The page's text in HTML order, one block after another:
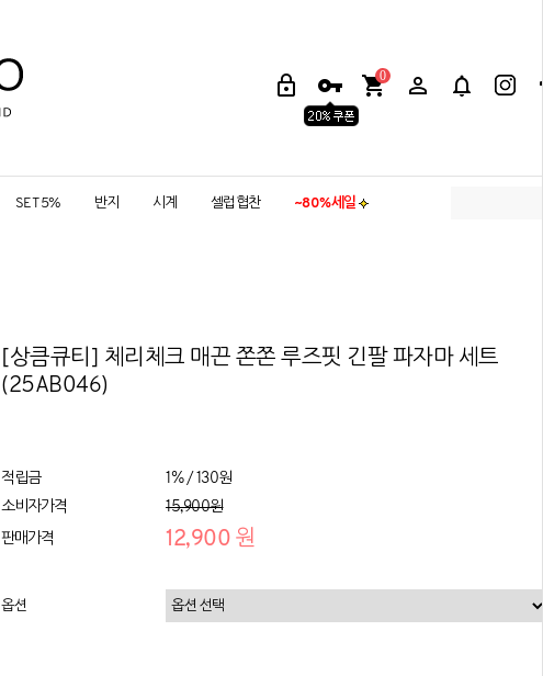
0
SET 5% 반지 시계 셀럽협찬 ~80%세일
[상큼큐티] 체리체크 매끈 쫀쫀 루즈핏 긴팔 파자마 세트
(25AB046)
적립금
1% / 130원
소비자가격
15,900원
판매가격
12,900 원
옵션